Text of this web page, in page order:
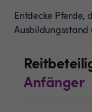
Entdecke Pferde,
Ausbildungsstand
Anfänger